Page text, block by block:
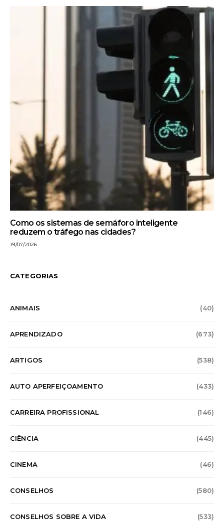
Como os sistemas de semáforo inteligente
reduzem o tráfego nas cidades?
19/07/2026
CATEGORIAS
ANIMAIS (40)
APRENDIZADO (673)
ARTIGOS (538)
AUTO APERFEIÇOAMENTO (433)
CARREIRA PROFISSIONAL (146)
CIÊNCIA (445)
CINEMA (46)
CONSELHOS (580)
CONSELHOS SOBRE A VIDA (533)